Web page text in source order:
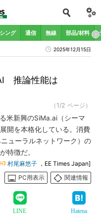
ング 通信 無線 部品/材料
2025年12月15日
推論性能は
（1/2 ページ）
米新興のSiMa.ai（シーマ
開を本格化している。消費
ューラルネットワーク）の
特徴だ。
村尾麻悠子 ，EE Times Japan]
PC用表示
関連情報
LINE Hatena